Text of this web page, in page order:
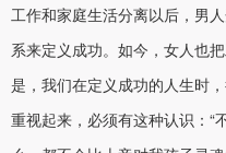
工作和家庭生活分离以后，男
系来定义成功。如今，女人也
是，我们在定义成功的人生时
重视起来，必须有这种认识：“